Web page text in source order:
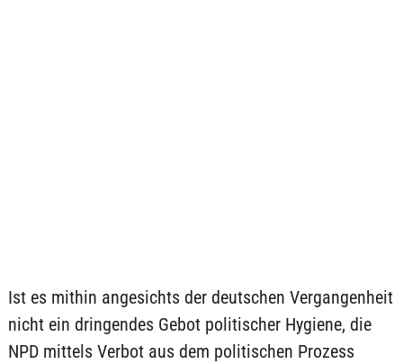
Ist es mithin angesichts der deutschen Vergangenheit
nicht ein dringendes Gebot politischer Hygiene, die
NPD mittels Verbot aus dem politischen Prozess